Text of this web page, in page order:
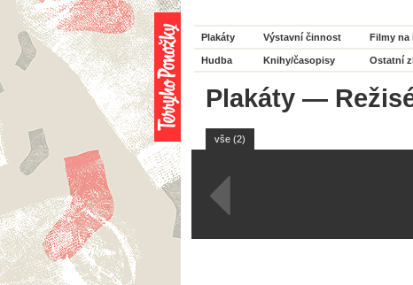
Plakáty Výstavní činnost Filmy na
Hudba Knihy/časopisy Ostatní
Plakáty —
vše (2)